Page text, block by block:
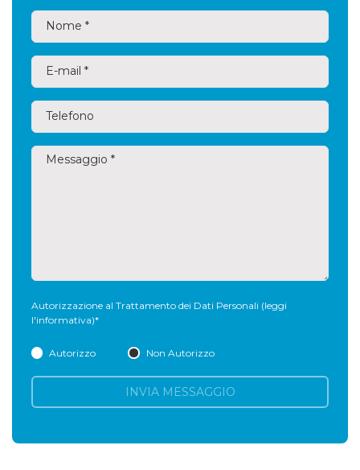
Autorizzazione al Trattamento dei Dati Personali (leggi
l'informativa)*
Autorizzo Non Autorizzo
INVIA MESSAGGIO